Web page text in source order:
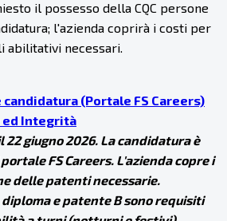
il possesso della CQC persone
l'azienda coprirà i costi per
abilitativi necessari.
candidatura (Portale FS Careers)
ed Integrità
22 giugno 2026. La candidatura è
FS Careers. L'azienda copre i
delle patenti necessarie.
diploma e patente B sono requisiti